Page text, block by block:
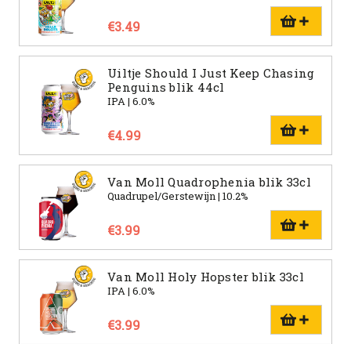
€3.49
Uiltje Should I Just Keep Chasing
Penguins blik 44cl
IPA | 6.0%
€4.99
Van Moll Quadrophenia blik 33cl
Quadrupel/Gerstewijn | 10.2%
€3.99
Van Moll Holy Hopster blik 33cl
IPA | 6.0%
€3.99